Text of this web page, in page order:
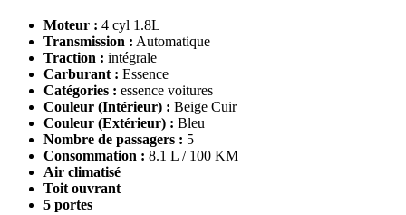
Moteur : 4 cyl 1.8L
Transmission : Automatique
Traction : intégrale
Carburant : Essence
Catégories : essence voitures
Couleur (Intérieur) : Beige Cuir
Couleur (Extérieur) : Bleu
Nombre de passagers : 5
Consommation : 8.1 L / 100 KM
Air climatisé
Toit ouvrant
5 portes